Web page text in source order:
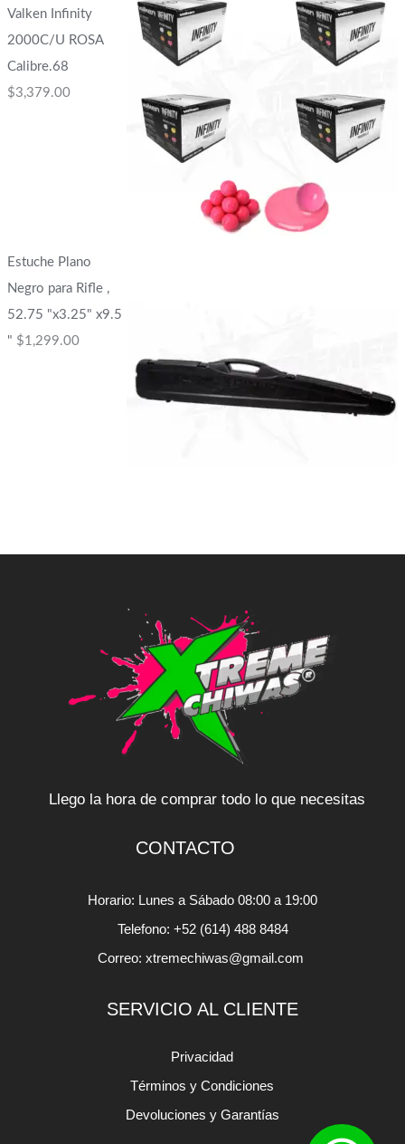
Valken Infinity
2000C/U ROSA
Calibre.68
$3,379.00
Estuche Plano
Negro para Rifle ,
52.75 "x3.25" x9.5
" $1,299.00
Llego la hora de comprar todo lo que necesitas
CONTACTO
Horario: Lunes a Sábado 08:00 a 19:00
Telefono: +52 (614) 488 8484
Correo: xtremechiwas@gmail.com
SERVICIO AL CLIENTE
Privacidad
Términos y Condiciones
Devoluciones y Garantías